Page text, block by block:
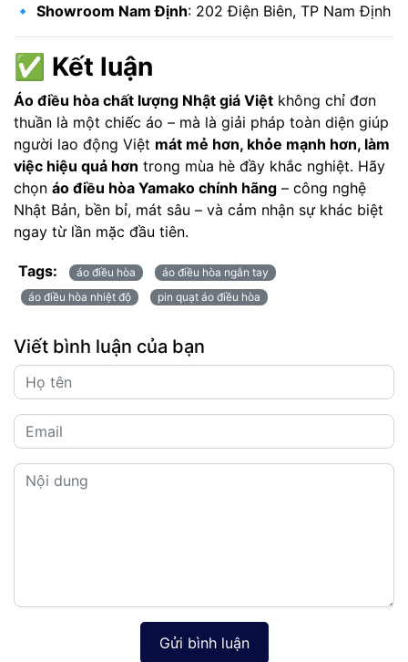
🔹 Showroom Nam Định: 202 Điện Biên, TP Nam Định
✅ Kết luận
Áo điều hòa chất lượng Nhật giá Việt không chỉ đơn
thuần là một chiếc áo – mà là giải pháp toàn diện giúp
người lao động Việt mát mẻ hơn, khỏe mạnh hơn, làm
việc hiệu quả hơn trong mùa hè đầy khắc nghiệt. Hãy
chọn áo điều hòa Yamako chính hãng – công nghệ
Nhật Bản, bền bỉ, mát sâu – và cảm nhận sự khác biệt
ngay từ lần mặc đầu tiên.
Tags: áo điều hòa
áo điều hòa ngắn tay
áo điều hòa nhiệt độ
pin quạt áo điều hòa
Viết bình luận của bạn
Gửi bình luận